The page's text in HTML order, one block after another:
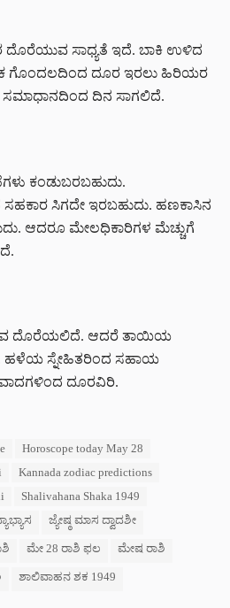
ಸಾಧ್ಯತೆ ಇದೆ. ಬಾಕಿ ಉಳಿದ
ಗೊಂದಲದಿಂದ ದೂರ ಇರಲು ಹಿರಿಯರ
ದಿನ ಸಾಗಲಿದೆ.
ಕಂಡುಬರಬಹುದು.
ಸಿಗದೇ ಇರಬಹುದು. ಹಣಕಾಸಿನ
ಆದರೂ ಮೇಲಧಿಕಾರಿಗಳ ಮೆಚ್ಚುಗೆ
ದೊರೆಯಲಿದೆ. ಆದರೆ ತಾಯಿಯ
ಹಳೆಯ ಸ್ನೇಹಿತರಿಂದ ಸಹಾಯ
ದೂರವಿರಿ.
Horoscope today May 28
Kannada zodiac predictions
Shalivahana Shaka 1949
ಜ್ಯೇಷ್ಠ ಮಾಸ ದ್ವಾದಶೀ
ಮೇ 28 ರಾಶಿ ಫಲ ಮೇಷ ರಾಶಿ
ಶಾಲಿವಾಹನ ಶಕ 1949